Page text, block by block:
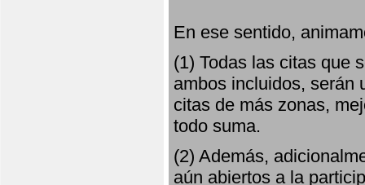
En ese sentido,
(1) Todas las citas que
ambos incluidos, serán
citas de más zonas,
todo suma.
(2) Además,
aún abiertos a la